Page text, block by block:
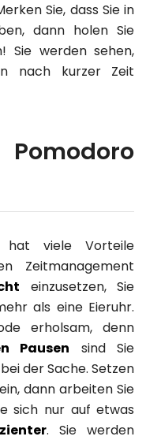
Sie, dass Sie in
dann holen Sie
Sie werden sehen,
nach kurzer Zeit
hat viele Vorteile
Zeitmanagement
einzusetzen, Sie
als eine Eieruhr.
erholsam, denn
Pausen sind Sie
der Sache. Setzen
dann arbeiten Sie
sich nur auf etwas
. Sie werden